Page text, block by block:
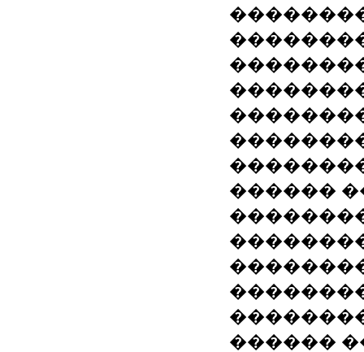
������
������